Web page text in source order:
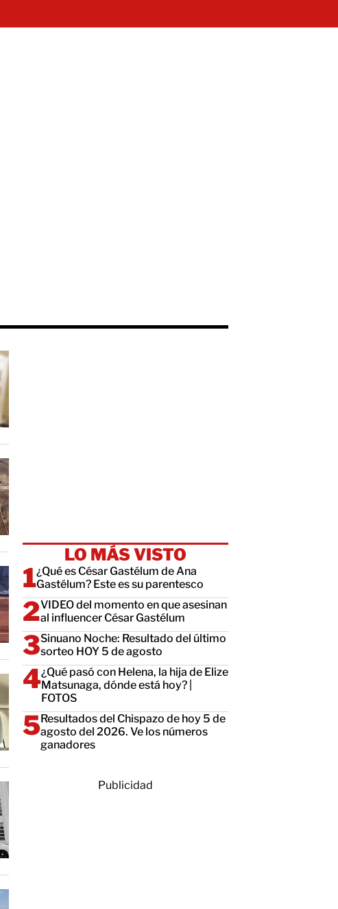
LO MÁS VISTO
¿Qué es César Gastélum de Ana
Gastélum? Este es su parentesco
VIDEO del momento en que asesinan
al influencer César Gastélum
Sinuano Noche: Resultado del último
sorteo HOY 5 de agosto
¿Qué pasó con Helena, la hija de Elize
Matsunaga, dónde está hoy? |
FOTOS
Resultados del Chispazo de hoy 5 de
agosto del 2026. Ve los números
ganadores
Publicidad